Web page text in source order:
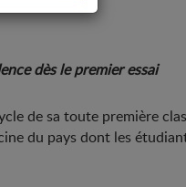
dès le premier essai
de sa toute première
du pays dont les